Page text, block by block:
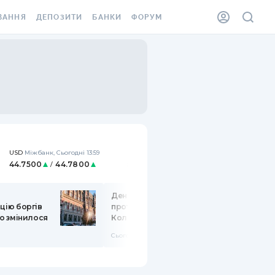
ДЕПОЗИТИ
ДЕПОЗИТНИЙ КАЛЬКУЛЯТОР
ПУТІВНИКИ ПО
БАНКИ ФОРУМ
USD Міжбанк, Сьогодні 13:59
44.7500 / 44.7800
боргів
змінилося
День фінансів: санкції
проти росії, суд проти
Коломойського, штрафи за
Сьогодні 14:45